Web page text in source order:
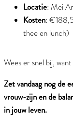
Locatie: Mei
Kosten:
thee en lunch)
Wees er snel bij,
Zet vandaag nog de
vrouw-zijn en de
in jouw leven.